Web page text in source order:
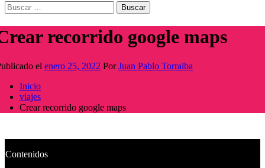
Buscar:
recorrido google maps
el enero 25, 2022 PorJuan Pablo Torralba
Inicio
viajes
Crear recorrido google maps
Contenidos